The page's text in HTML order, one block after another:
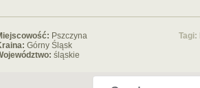
Pszczyna
Górny Śląsk
śląskie
Tagi: